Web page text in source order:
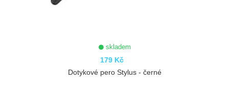
skladem
179 Kč
Dotykové pero Stylus - černé